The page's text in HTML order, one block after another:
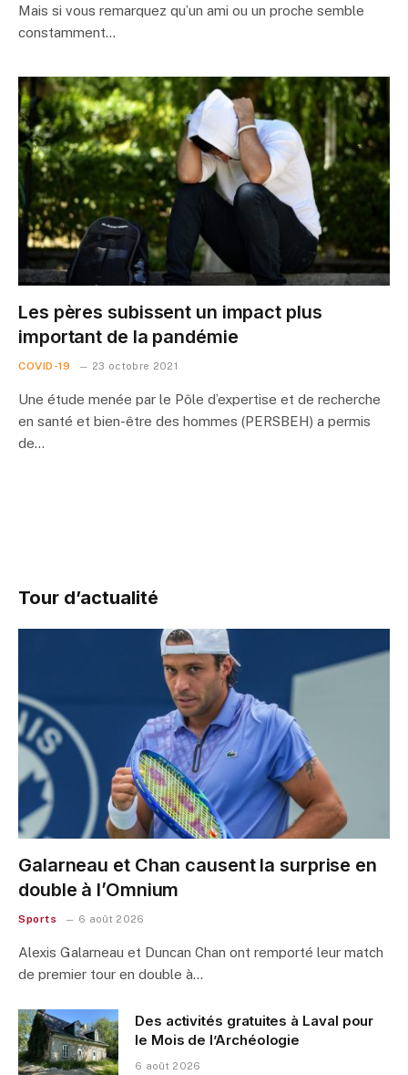
Mais si vous remarquez qu’un ami ou un proche semble
constamment…
Les pères subissent un impact plus
important de la pandémie
COVID-19 23 octobre 2021
Une étude menée par le Pôle d’expertise et de recherche
en santé et bien-être des hommes (PERSBEH) a permis
de…
Tour d’actualité
Galarneau et Chan causent la surprise en
double à l’Omnium
Sports 6 août 2026
Alexis Galarneau et Duncan Chan ont remporté leur match
de premier tour en double à…
Des activités gratuites à Laval pour
le Mois de l’Archéologie
6 août 2026